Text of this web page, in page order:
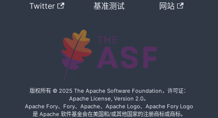
化器毕业，
Apache 顶
Twitter
基准测试
网站
版权所有 © 2025 The Apache Software Foundation，许可证：
Apache License, Version 2.0。
Apache Fory、Fory、Apache、Apache Logo、Apache Fory Logo
是 Apache 软件基金会在美国和/或其他国家的注册商标或商标。